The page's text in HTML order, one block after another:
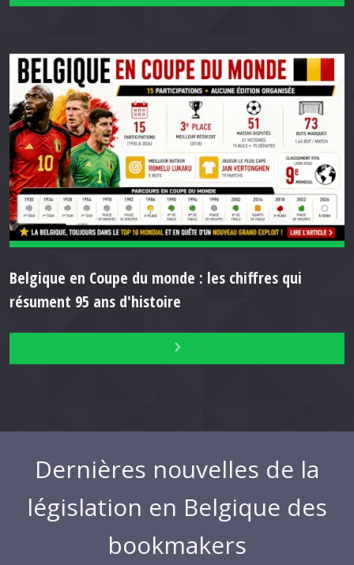
Belgique en Coupe du monde : les chiffres qui
résument 95 ans d'histoire
Dernières nouvelles de la
législation en Belgique des
bookmakers